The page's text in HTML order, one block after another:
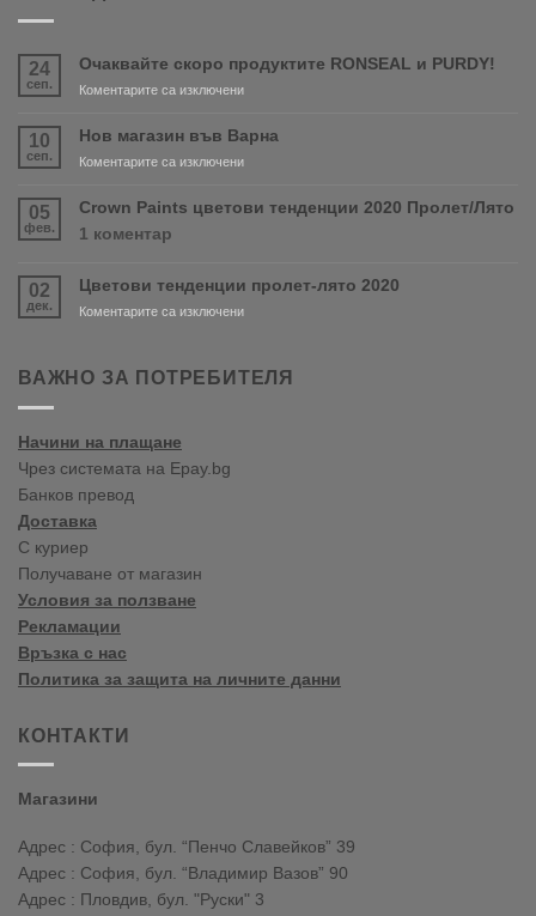
24
сеп.
Очаквайте скоро продуктите RONSEAL и PURDY!
Коментарите са изключениза
продуктите
RONSEAL
PURDY!
10
сеп.
Нов магазин във Варна
Коментарите са изключениза
05
фев.
Crown Paints цветови тенденции 2020 Пролет/Лято
1 коментар
цветови
тенденции
Лято
02
дек.
Цветови тенденции пролет-лято 2020
Коментарите са изключениза
пролет-
ВАЖНО ЗА ПОТРЕБИТЕЛЯ
Начини на плащане
Чрез системата на Epay.bg
Банков превод
Доставка
С куриер
Получаване от магазин
Условия за ползване
Рекламации
Връзка с нас
Политика за защита на личните данни
КОНТАКТИ
Магазини
Адрес : София, бул. “Пенчо Славейков” 39
Адрес : София, бул. “Владимир Вазов” 90
Адрес : Пловдив, бул. "Руски" 3